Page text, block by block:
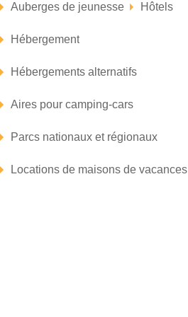
Auberges de jeunesse Hôtels
Hébergement
Hébergements alternatifs
Aires pour camping-cars
Parcs nationaux et régionaux
Locations de maisons de vacances